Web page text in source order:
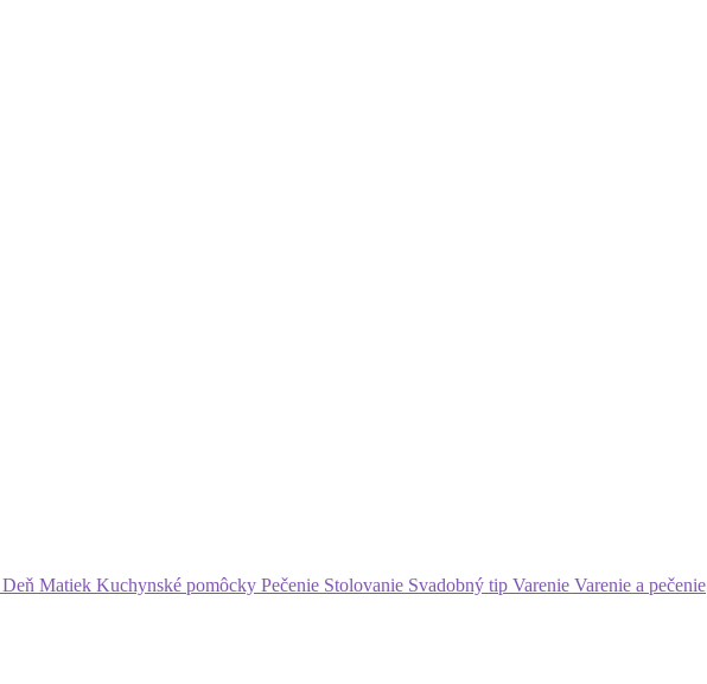
Deň Matiek Kuchynské pomôcky Pečenie Stolovanie Svadobný tip Varenie Varenie a pečenie